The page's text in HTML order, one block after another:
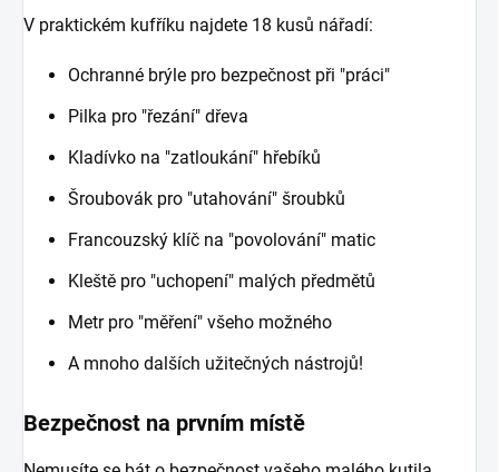
V praktickém kufříku najdete 18 kusů nářadí:
Ochranné brýle pro bezpečnost při "práci"
Pilka pro "řezání" dřeva
Kladívko na "zatloukání" hřebíků
Šroubovák pro "utahování" šroubků
Francouzský klíč na "povolování" matic
Kleště pro "uchopení" malých předmětů
Metr pro "měření" všeho možného
A mnoho dalších užitečných nástrojů!
Bezpečnost na prvním místě